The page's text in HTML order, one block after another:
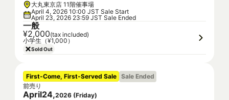
大丸東京店 11階催事場
April 4, 2026 10:00 JST Sale Start
April 23, 2026 23:59 JST Sale Ended
一般
¥2,000(tax included)
小学生（¥1,000）
Sold Out
First-Come, First-Served Sale Sale Ended
前売り
April24,2026 (Friday)